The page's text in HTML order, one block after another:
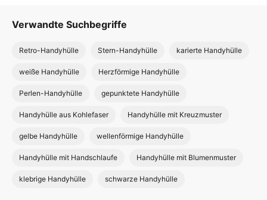
Verwandte Suchbegriffe
Retro-Handyhülle Stern-Handyhülle karierte Handyhülle
weiße Handyhülle Herzförmige Handyhülle
Perlen-Handyhülle gepunktete Handyhülle
Handyhülle aus Kohlefaser Handyhülle mit Kreuzmuster
gelbe Handyhülle wellenförmige Handyhülle
Handyhülle mit Handschlaufe Handyhülle mit Blumenmuster
klebrige Handyhülle schwarze Handyhülle